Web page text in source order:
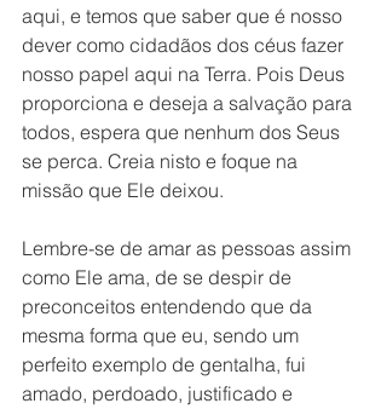
aqui, e temos que saber que é nosso
dever como cidadãos dos céus fazer
nosso papel aqui na Terra. Pois Deus
proporciona e deseja a salvação para
todos, espera que nenhum dos Seus
se perca. Creia nisto e foque na
missão que Ele deixou.
Lembre-se de amar as pessoas assim
como Ele ama, de se despir de
preconceitos entendendo que da
mesma forma que eu, sendo um
perfeito exemplo de gentalha, fui
amado, perdoado, justificado e